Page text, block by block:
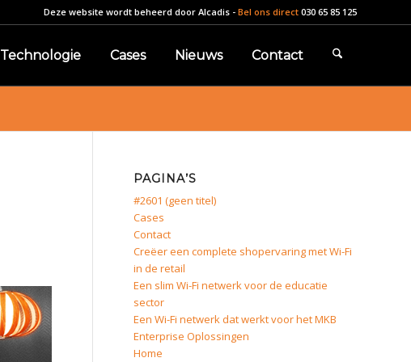
Deze website wordt beheerd door Alcadis - Bel ons direct 030 65 85 125
Technologie Cases Nieuws Contact
PAGINA’S
#2601 (geen titel)
Cases
Contact
Creëer een complete shopervaring met Wi-Fi
in de retail
Een slim Wi-Fi netwerk voor de educatie
sector
Een Wi-Fi netwerk dat werkt voor het MKB
Enterprise Oplossingen
Home